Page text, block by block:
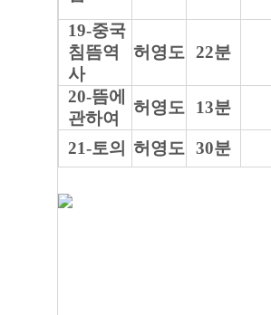
19-중국
침뜸역
사
허영도 22분
20-뜸에
관하여
허영도 13분
21-토의 허영도 30분